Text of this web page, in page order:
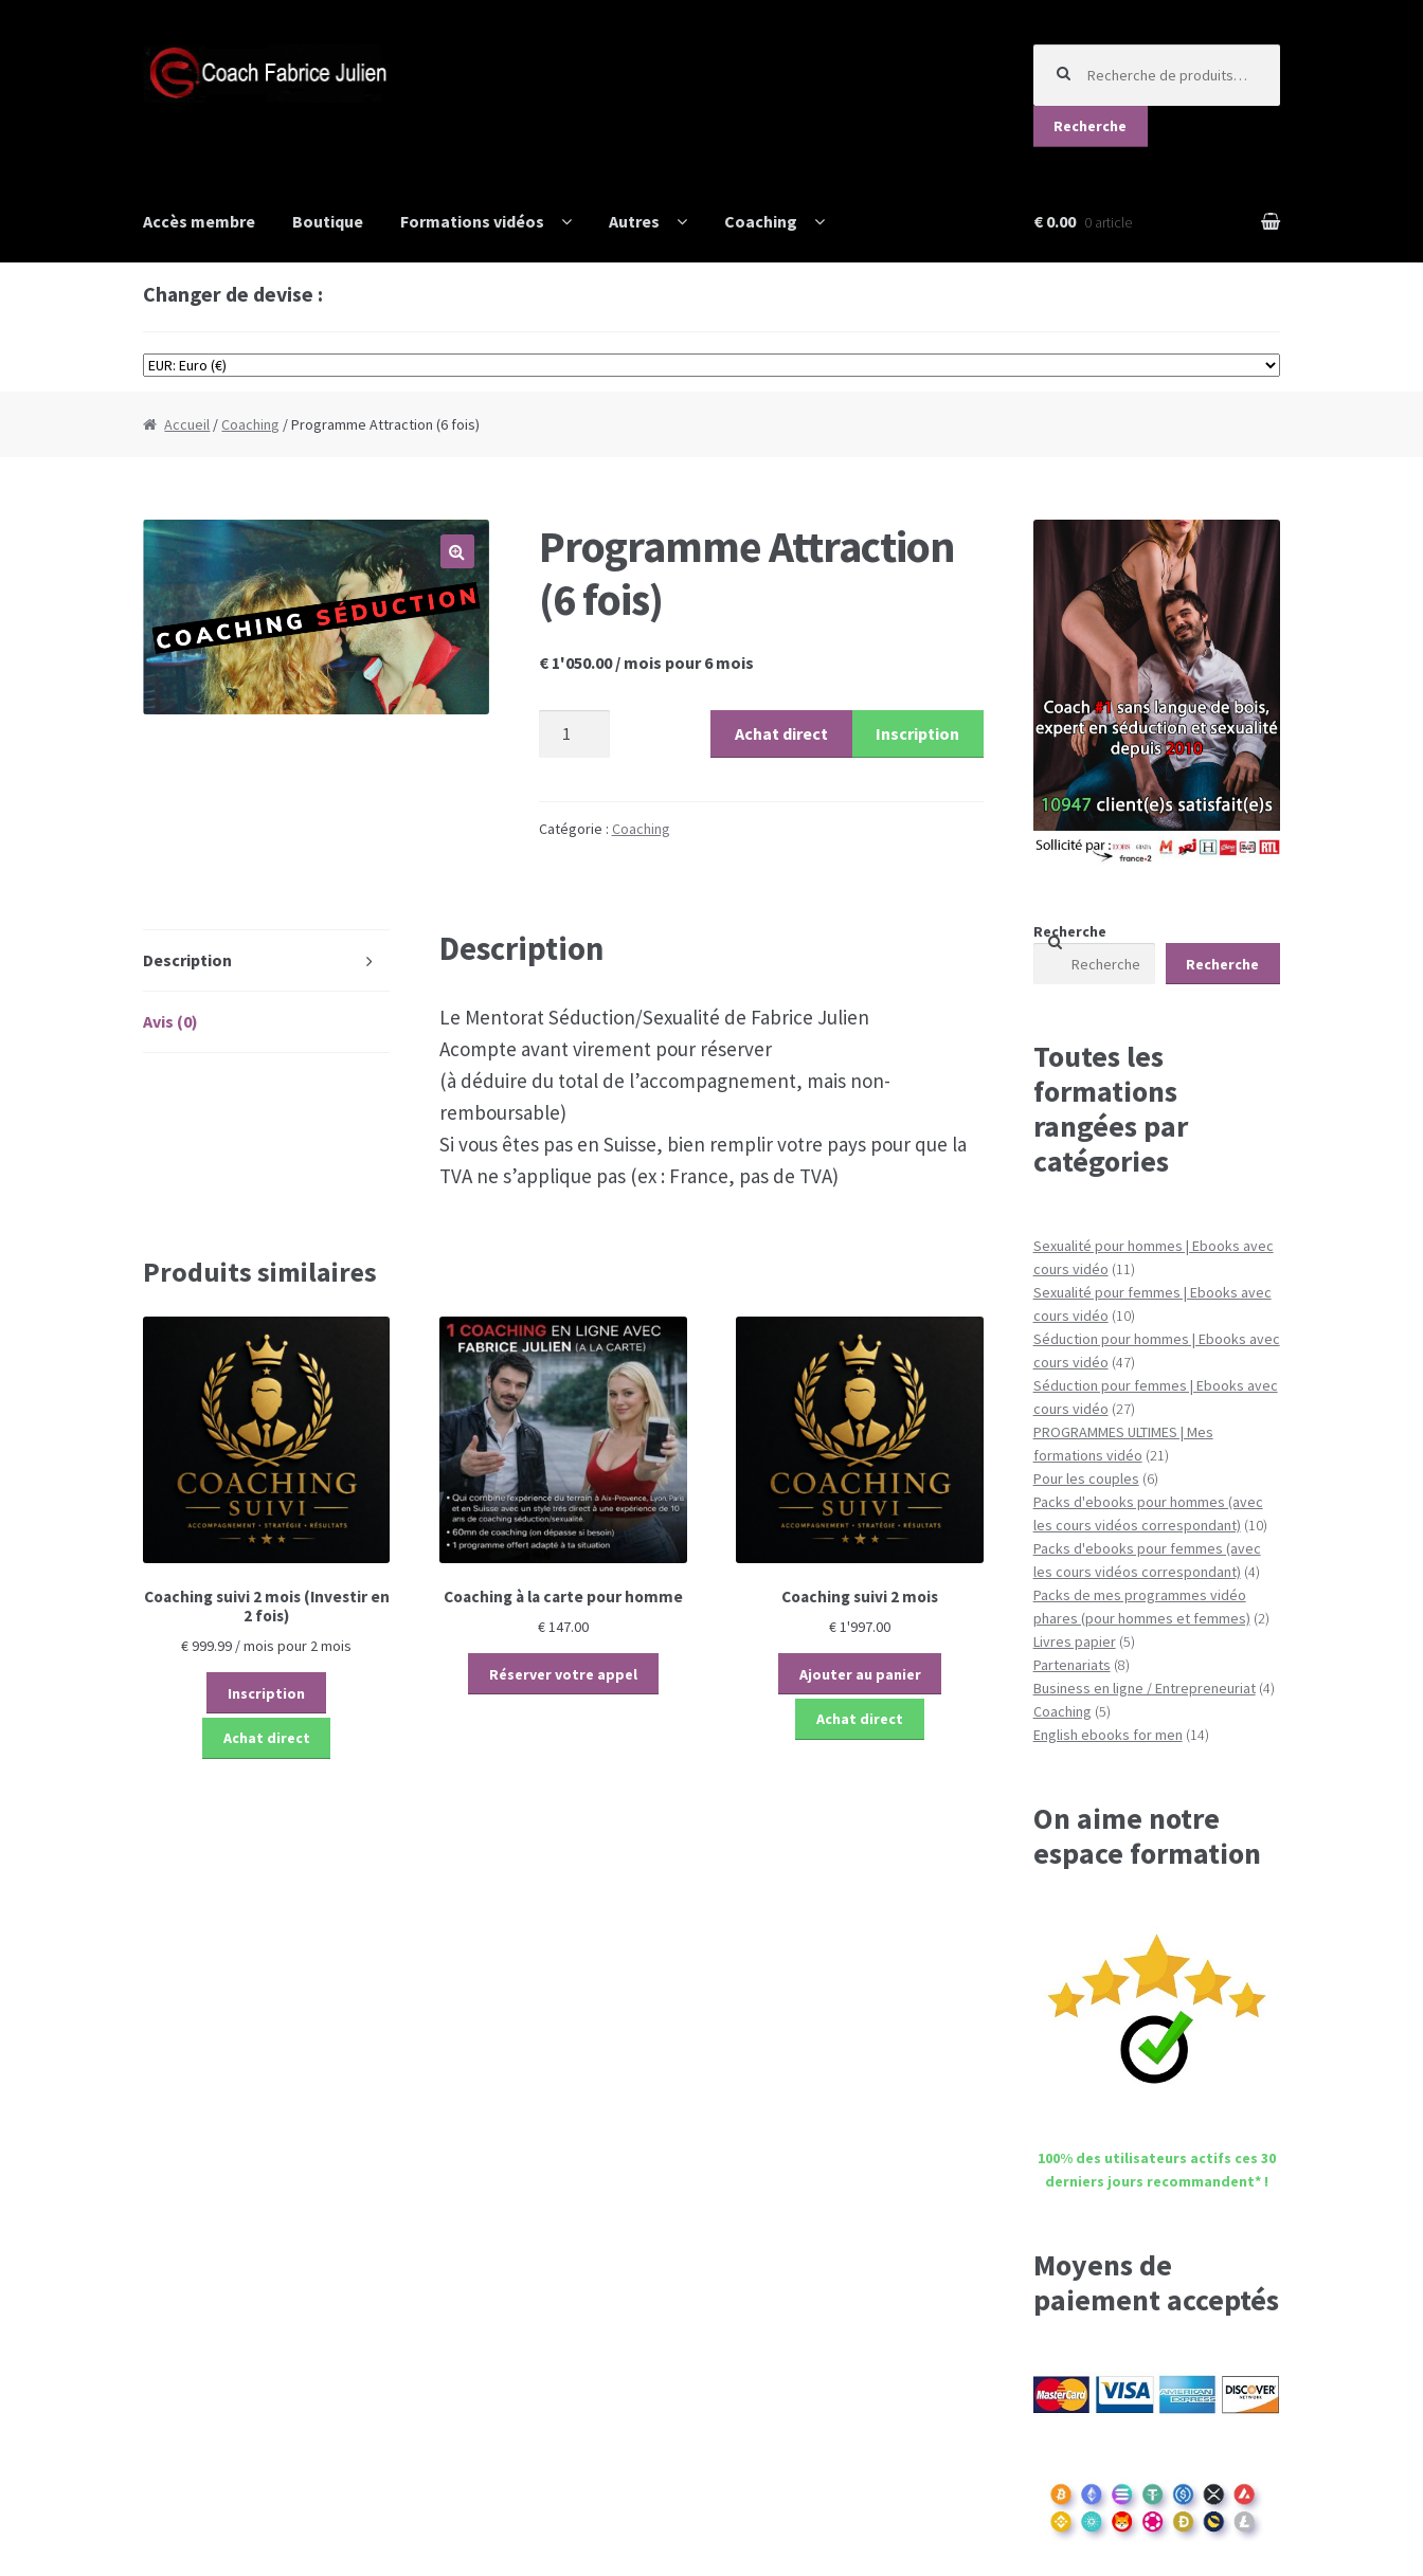
Aller
à
Aller
au
pour :
Recherche
Accès membre Boutique Formations vidéos Autres Coaching € 0.00 0 article
Changer de devise :
Accueil / Coaching / Programme Attraction (6 fois)
Programme Attraction
(6 fois)
€1'050.00 / mois pour 6 mois
(6
Inscription
Achat direct
Catégorie : Coaching
Description
Avis (0)
Description
Le Mentorat Séduction/Sexualité de Fabrice Julien
Acompte avant virement pour réserver
(à déduire du total de l’accompagnement, mais non-
remboursable)
Si vous êtes pas en Suisse, bien remplir votre pays pour que la
TVA ne s’applique pas (ex : France, pas de TVA)
Produits similaires
Coaching suivi 2 mois (Investir en
2 fois)
€999.99 / mois pour 2 mois
Inscription
Achat direct
Coaching à la carte pour homme
€147.00
Réserver votre appel
Coaching suivi 2 mois
€1'997.00
Ajouter au panier
Achat direct
Recherche
Recherche
Toutes les
formations
rangées par
catégories
Sexualité pour hommes | Ebooks avec
cours vidéo 1111
produits
Sexualité pour femmes | Ebooks avec
cours vidéo 1010
produits
Séduction pour hommes | Ebooks avec
cours vidéo 4747
produits
Séduction pour femmes | Ebooks avec
cours vidéo 2727
produits
PROGRAMMES ULTIMES | Mes
formations vidéo 2121
Pour les couples 66
produits
Packs d'ebooks pour hommes (avec
les cours vidéos correspondant) 1010
Packs d'ebooks pour femmes (avec
les cours vidéos correspondant) 44
Packs de mes programmes vidéo
phares (pour hommes et femmes) 22
Livres papier 55
Partenariats 88
produits
Business en ligne / Entrepreneuriat 44
Coaching 55
produits
English ebooks for men 1414
On aime notre
espace formation
100% des utilisateurs actifs ces 30
derniers jours recommandent* !
Moyens de
paiement acceptés